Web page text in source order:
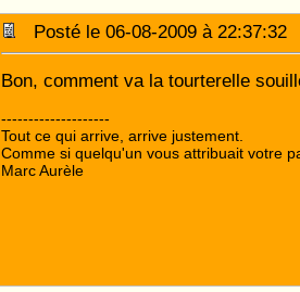
Posté le 06-08-2009 à
Bon, comment va la tourterelle
--------------------
Tout ce qui arrive, arrive justement.
Comme si quelqu'un vous attribuait votre
Marc Aurèle